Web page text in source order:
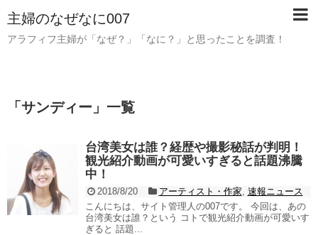
主婦のなぜなに007
アラフィフ主婦が「なぜ？」「なに？」と思ったことを調査！
「 サンディー 」 一覧
台湾美女は誰？経歴や撮影秘話が判明！
観光紹介動画が可愛いすぎると話題沸騰
中！
2018/8/20 アーティスト・作家 速報ニュース
こんにちは、サイト管理人の007です。 今回は、あの
台湾美女は誰？という コトで観光紹介動画が可愛いす
ぎると 話題...